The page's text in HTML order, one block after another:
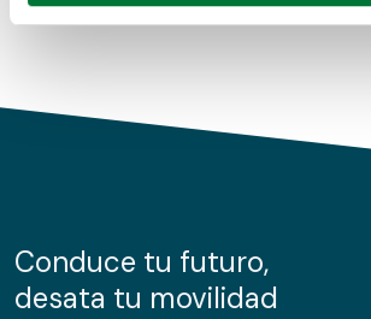
Obtenga más información sobre cómo
de cookies.
información sobre el uso que haga del
nuestros partners de redes sociales,
Conduce tu futuro,
desata tu movilidad